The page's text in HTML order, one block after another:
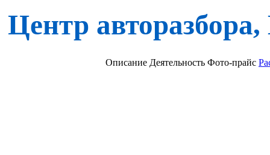
Центр
Описание Деятельность Фото-прайс